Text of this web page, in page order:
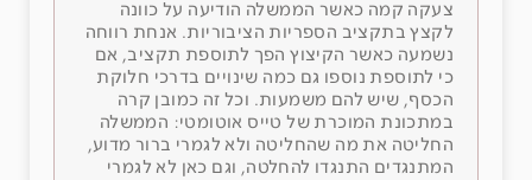
צעקה קמה כאשר הממשלה הודיעה על כוונה
לקצץ בתקציב הספריות הציבוריות. אנחת רווחה
נשמעה כאשר הקיצוץ הפך לתוספת תקציב, אם
כי לתוספת נוספו גם כמה שינויים בדרכי חלוקת
הכסף, שיש להם משמעות. וכל זה כמובן קרה
במתכונת המוכרת של טייס אוטומטי: הממשלה
החליטה את מה שהחליטה ולא לגמרי ברור מדוע,
המתנגדים התנגדו להחלטה, וגם כאן לא לגמרי